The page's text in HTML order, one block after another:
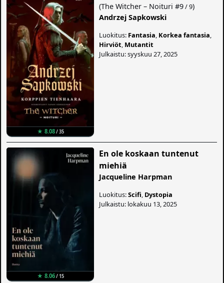
★ 8.08/ 35
(The Witcher – Noituri #9/ 9)
Andrzej Sapkowski
Luokitus: Fantasia Korkea fantasia
Hirviöt Mutantit
Julkaistu: syyskuu 27, 2025
★ 8.06/ 15
En ole koskaan tuntenut
miehiä
Jacqueline Harpman
Luokitus:Scifi Dystopia
Julkaistu: lokakuu 13, 2025